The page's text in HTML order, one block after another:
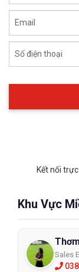
Email
Số điện thoại
Kết nối
Khu Vực
Sales